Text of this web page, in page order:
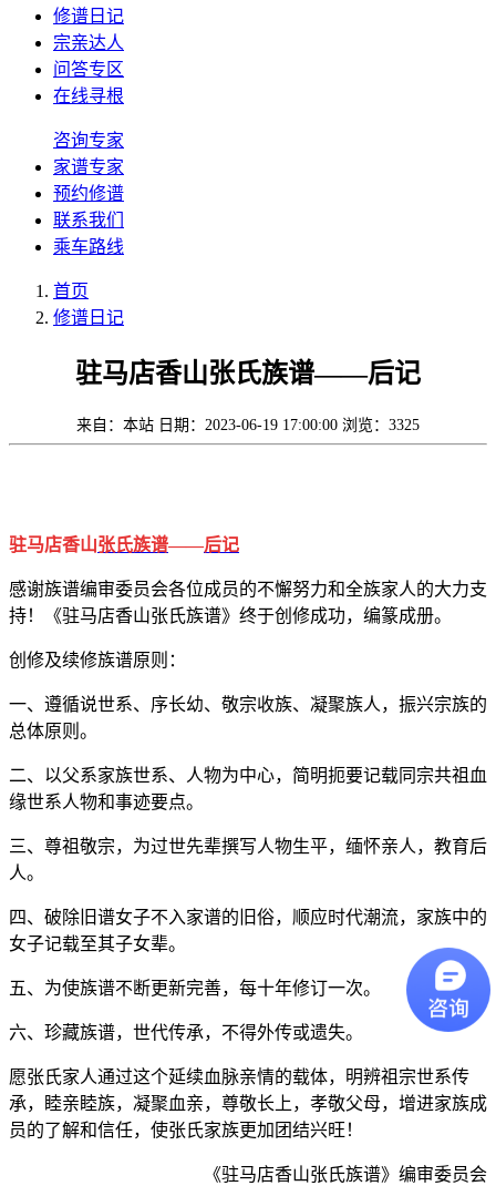
修谱日记
宗亲达人
问答专区
在线寻根
咨询专家
家谱专家
预约修谱
联系我们
乘车路线
首页
修谱日记
驻马店香山张氏族谱——后记
来自：本站 日期：2023-06-19 17:00:00 浏览：3325
驻马店香山张氏族谱——后记
感谢族谱编审委员会各位成员的不懈努力和全族家人的大力支
持！《驻马店香山张氏族谱》终于创修成功，编篆成册。
创修及续修族谱原则：
一、遵循说世系、序长幼、敬宗收族、凝聚族人，振兴宗族的
总体原则。
二、以父系家族世系、人物为中心，简明扼要记载同宗共祖血
缘世系人物和事迹要点。
三、尊祖敬宗，为过世先辈撰写人物生平，缅怀亲人，教育后
人。
四、破除旧谱女子不入家谱的旧俗，顺应时代潮流，家族中的
女子记载至其子女辈。
五、为使族谱不断更新完善，每十年修订一次。
六、珍藏族谱，世代传承，不得外传或遗失。
愿张氏家人通过这个延续血脉亲情的载体，明辨祖宗世系传
承，睦亲睦族，凝聚血亲，尊敬长上，孝敬父母，增进家族成
员的了解和信任，使张氏家族更加团结兴旺！
《驻马店香山张氏族谱》编审委员会